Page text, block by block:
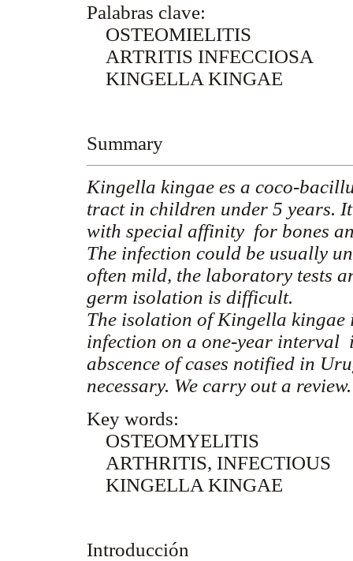
Palabras clave:
OSTEOMIELITIS
ARTRITIS INFECCIOSA
KINGELLA KINGAE
Summary
Kingella kingae es a coco-
tract in children under 5 years.
with special affinity for bones
The infection could be usually
often mild, the laboratory tests
germ isolation is difficult.
The isolation of Kingella
infection on a one-year interval
abscence of cases notified in
necessary. We carry out a
Key words:
OSTEOMYELITIS
ARTHRITIS, INFECTIOUS
KINGELLA KINGAE
Introducción